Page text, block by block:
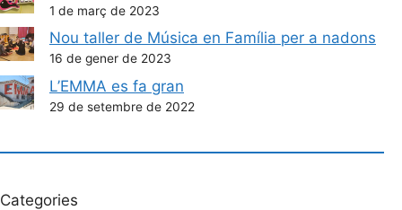
1 de març de 2023
Nou taller de Música en Família per a nadons
16 de gener de 2023
L’EMMA es fa gran
29 de setembre de 2022
Categories